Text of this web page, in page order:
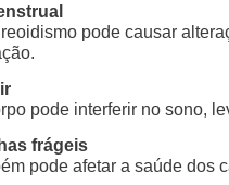
pode causar
pode interferir no sono,
frágeis
pode afetar a saúde dos